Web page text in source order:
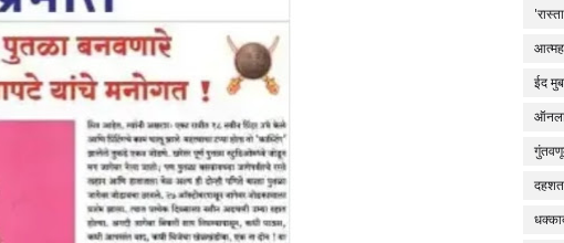
ईद